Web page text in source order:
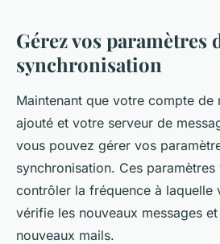
Gérez vos paramètres
synchronisation
Maintenant que votre compte de
ajouté et votre serveur de
vous pouvez gérer vos
synchronisation. Ces
contrôler la fréquence à laquelle
vérifie les nouveaux messages
nouveaux mails.